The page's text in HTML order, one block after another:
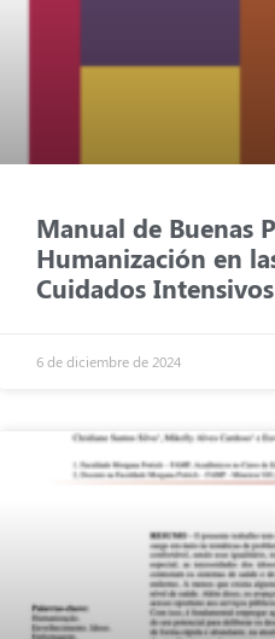
Manual de Buenas
Humanización en
Cuidados
6 de diciembre de 2024